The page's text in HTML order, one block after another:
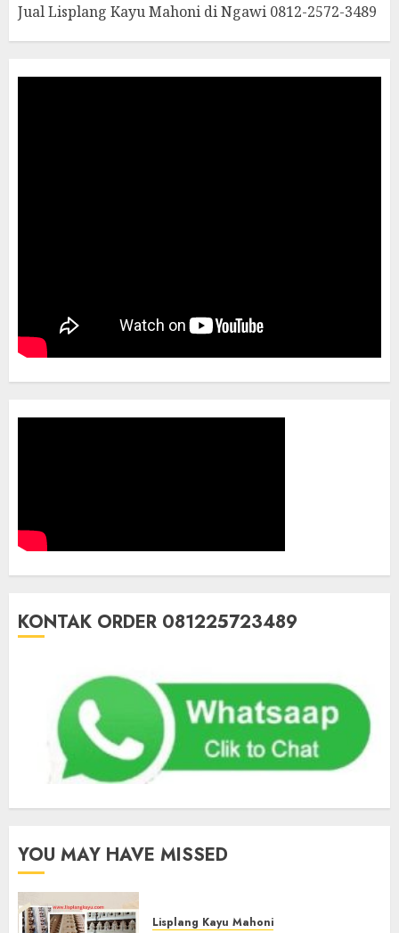
Jual Lisplang Kayu Mahoni di Ngawi 0812-2572-3489
KONTAK ORDER 081225723489
YOU MAY HAVE MISSED
Lisplang Kayu Mahoni